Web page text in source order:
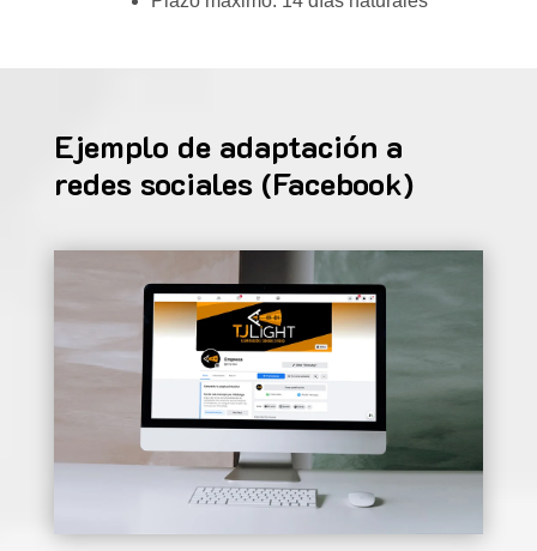
Ejemplo de adaptación a
redes sociales (Facebook)